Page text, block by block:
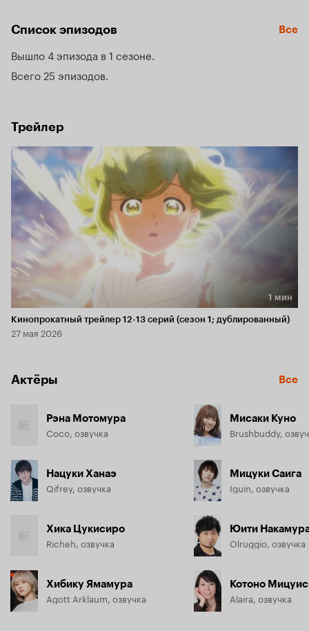
теперь ей придётся учиться, чтобы овладеть новым
Список эпизодов Все
Вышло 4 эпизода в 1 сезоне
Всего 25 эпизодов
Трейлер
Длительность 1 мин
1 мин
Кинопрокатный трейлер 12-13 серий (сезон 1; дублированный)
27 мая 2026
Актёры Все
Рэна Мотомура
Coco, озвучка
Нацуки Ханаэ
Qifrey, озвучка
Хика Цукисиро
Richeh, озвучка
Хибику Ямамура
Agott Arklaum, озвучка
Мисаки Куно
Brushbuddy,
Мицуки Саига
Iguin, озвучка
Юити
Olruggio, озвучка
Котоно
Alaira, озвучка